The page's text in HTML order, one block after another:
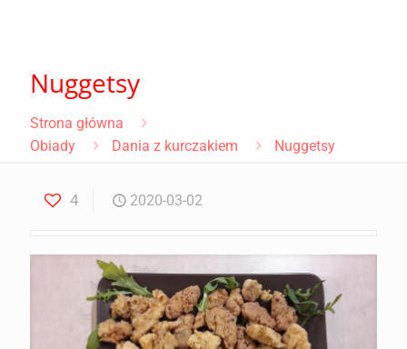
Nuggetsy
Strona główna
Obiady
Dania z kurczakiem Nuggetsy
4 2020-03-02